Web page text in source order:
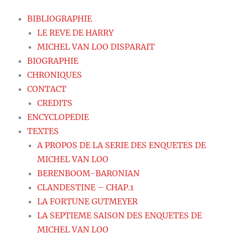
BIBLIOGRAPHIE
LE REVE DE HARRY
MICHEL VAN LOO DISPARAIT
BIOGRAPHIE
CHRONIQUES
CONTACT
CREDITS
ENCYCLOPEDIE
TEXTES
A PROPOS DE LA SERIE DES ENQUETES DE
MICHEL VAN LOO
BERENBOOM-BARONIAN
CLANDESTINE – CHAP.1
LA FORTUNE GUTMEYER
LA SEPTIEME SAISON DES ENQUETES DE
MICHEL VAN LOO